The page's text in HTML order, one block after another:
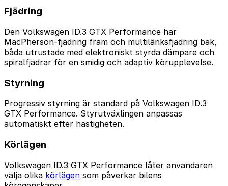
Fjädring
Den Volkswagen ID.3 GTX Performance har
MacPherson-fjädring fram och multilänksfjädring bak,
båda utrustade med elektroniskt styrda dämpare och
spiralfjädrar för en smidig och adaptiv körupplevelse.
Styrning
Progressiv styrning är standard på Volkswagen ID.3
GTX Performance. Styrutväxlingen anpassas
automatiskt efter hastigheten.
Körlägen
Volkswagen ID.3 GTX Performance låter användaren
välja olika körlägen som påverkar bilens